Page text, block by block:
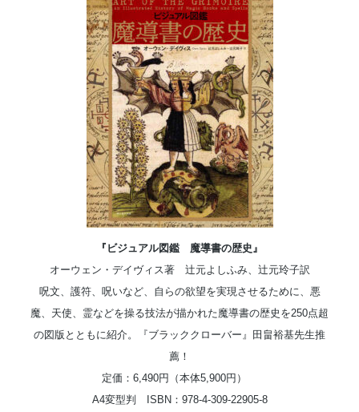
『ビジュアル図鑑 魔導書の歴史』
オーウェン・デイヴィス著 辻元よしふみ、辻元玲子訳
呪文、護符、呪いなど、自らの欲望を実現させるために、悪
魔、天使、霊などを操る技法が描かれた魔導書の歴史を250点超
の図版とともに紹介。『ブラッククローバー』田畠裕基先生推
薦！
定価：6,490円（本体5,900円）
A4変型判 ISBN：978-4-309-22905-8